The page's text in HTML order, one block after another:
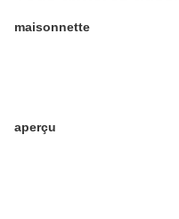
maisonnette
aperçu